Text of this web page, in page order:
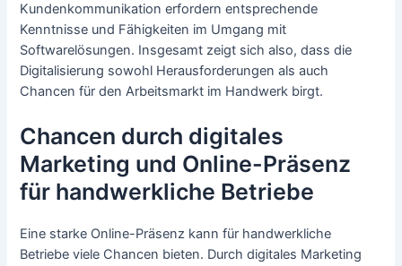
Kundenkommunikation erfordern entsprechende
Kenntnisse und Fähigkeiten im Umgang mit
Softwarelösungen. Insgesamt zeigt sich also, dass die
Digitalisierung sowohl Herausforderungen als auch
Chancen für den Arbeitsmarkt im Handwerk birgt.
Chancen durch digitales
Marketing und Online-Präsenz
für handwerkliche Betriebe
Eine starke Online-Präsenz kann für handwerkliche
Betriebe viele Chancen bieten. Durch digitales Marketing